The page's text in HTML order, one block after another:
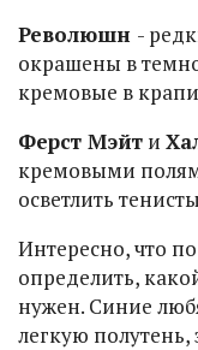
Революшн -
окрашены в
кремовые в
Ферст Мэйт и
кремовыми
осветлить
Интересно, что
определить,
нужен. Синие
легкую